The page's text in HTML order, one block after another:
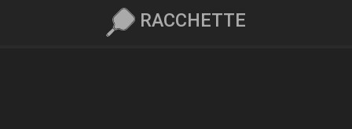
RACCHETTE